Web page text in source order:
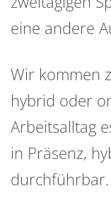
eine andere
Wir kommen
hybrid oder
Arbeitsalltag
in Präsenz,
durchführbar.